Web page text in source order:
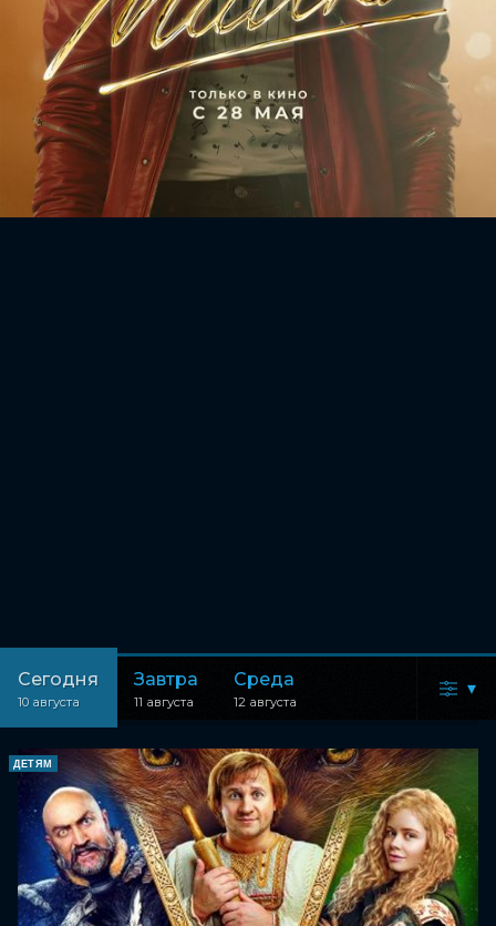
Сегодня
10 августа
Завтра
11 августа
Среда
12 августа
▾
ДЕТЯМ